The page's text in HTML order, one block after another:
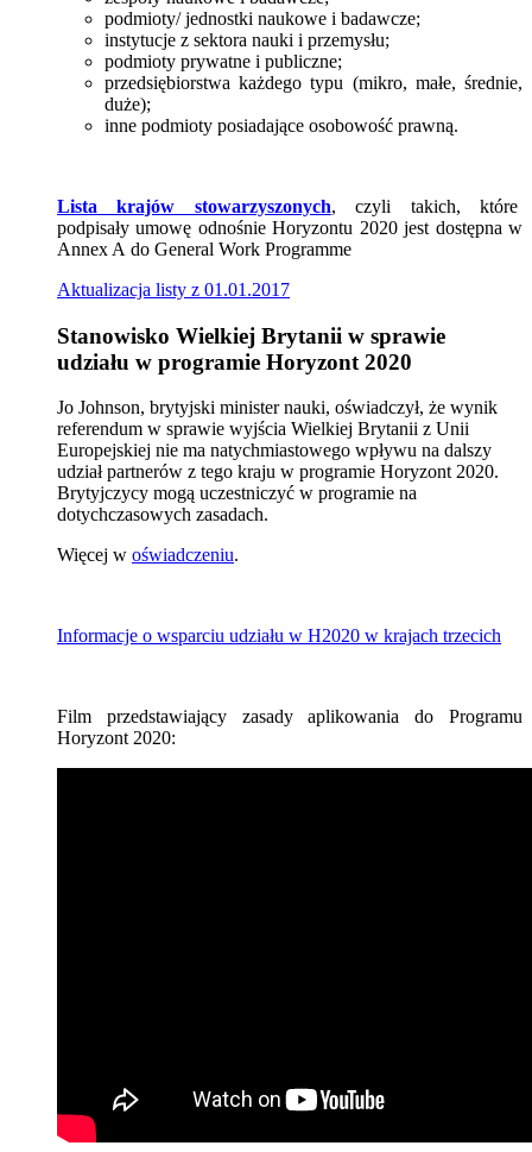
podmioty/ jednostki naukowe i badawcze;
instytucje z sektora nauki i przemysłu;
podmioty prywatne i publiczne;
przedsiębiorstwa każdego typu (mikro, małe, średnie,
duże);
inne podmioty posiadające osobowość prawną.
Lista krajów stowarzyszonych, czyli takich, które
podpisały umowę odnośnie Horyzontu 2020 jest dostępna w
Annex A do General Work Programme
Aktualizacja listy z 01.01.2017
Stanowisko Wielkiej Brytanii w sprawie
udziału w programie Horyzont 2020
Jo Johnson, brytyjski minister nauki, oświadczył, że wynik
referendum w sprawie wyjścia Wielkiej Brytanii z Unii
Europejskiej nie ma natychmiastowego wpływu na dalszy
udział partnerów z tego kraju w programie Horyzont 2020.
Brytyjczycy mogą uczestniczyć w programie na
dotychczasowych zasadach.
Więcej w oświadczeniu.
Informacje o wsparciu udziału w H2020 w krajach trzecich
Film przedstawiający zasady aplikowania do Programu
Horyzont 2020: